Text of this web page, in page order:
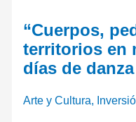
“Cuerpos,
territorios en
días de
Arte y Cultura,